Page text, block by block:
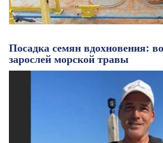
Посадка семян вдохновения:
зарослей морской травы